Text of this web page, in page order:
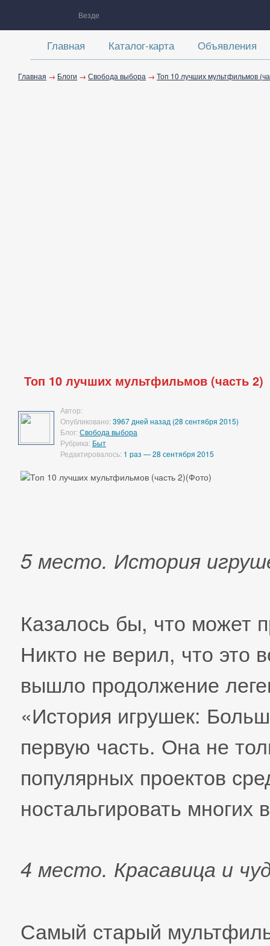
Везде
Главная Каталог-карта Объявления
Главная → Блоги → Свобода выбора → Топ 10 лучших мультфильмов
Топ 10 лучших мультфильмов (часть 2)
Автор:
Опубликовано: 3967 дней назад (28 сентября 2015)
Блог: Свобода выбора
Рубрика: Быт
Редактировалось: 1 раз — 28 сентября 2015
5 место. История
Казалось бы, что может
Никто не верил, что это
вышло продолжение
«История игрушек:
первую часть. Она не
популярных проектов
ностальгировать многих
4 место. Красавица и
Самый старый